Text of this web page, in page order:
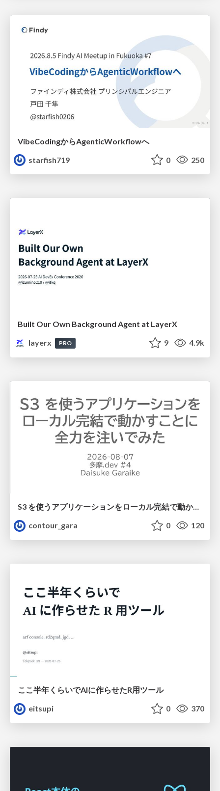
VibeCodingからAgenticWorkflowへ
starfish719
0 250
Built Our Own Background Agent at LayerX
layerx
PRO 9 4.9k
S3 を使うアプリケーションをローカル完結で動かすことに全力を注いでみた / Running S3 Apps Offline
contour_gara
0 120
ここ半年くらいでAIに作らせたR用ツール
eitsupi
0 370